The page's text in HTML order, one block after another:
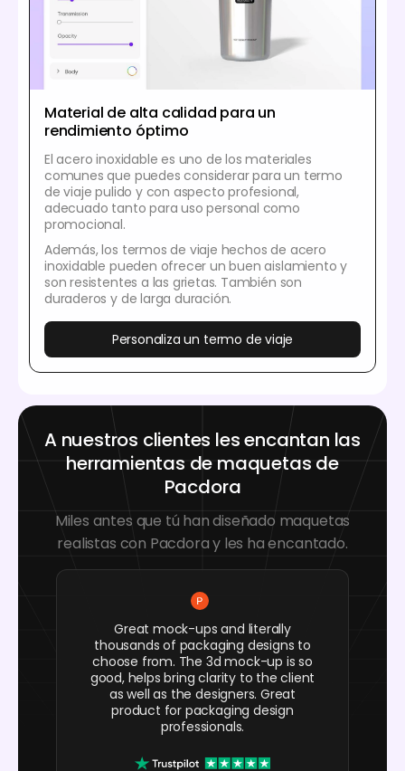
Material de alta calidad para un
rendimiento óptimo
El acero inoxidable es uno de los materiales
comunes que puedes considerar para un termo
de viaje pulido y con aspecto profesional,
adecuado tanto para uso personal como
promocional.
Además, los termos de viaje hechos de acero
inoxidable pueden ofrecer un buen aislamiento y
son resistentes a las grietas. También son
duraderos y de larga duración.
Personaliza un termo de viaje
A nuestros clientes les encantan las
herramientas de maquetas de
Pacdora
Miles antes que tú han diseñado maquetas
realistas con Pacdora y les ha encantado.
Great mock-ups and literally
thousands of packaging designs to
choose from. The 3d mock-up is so
good, helps bring clarity to the client
as well as the designers. Great
product for packaging design
professionals.